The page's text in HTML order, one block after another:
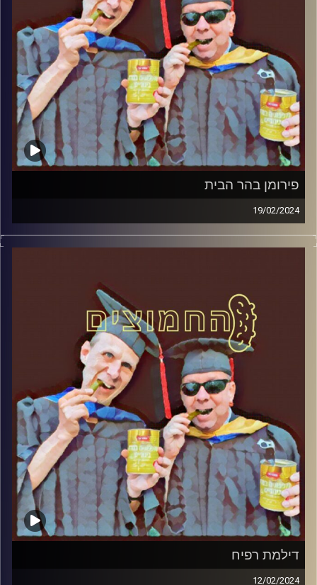
פירומן בהר הבית
19/02/2024
המערכת הפוליטית על ספת הפסיכולוג, עם פרופסור בועז בן-
דוד ופרופסור גלעד הירשברגר.
דילמת רפיח
12/02/2024